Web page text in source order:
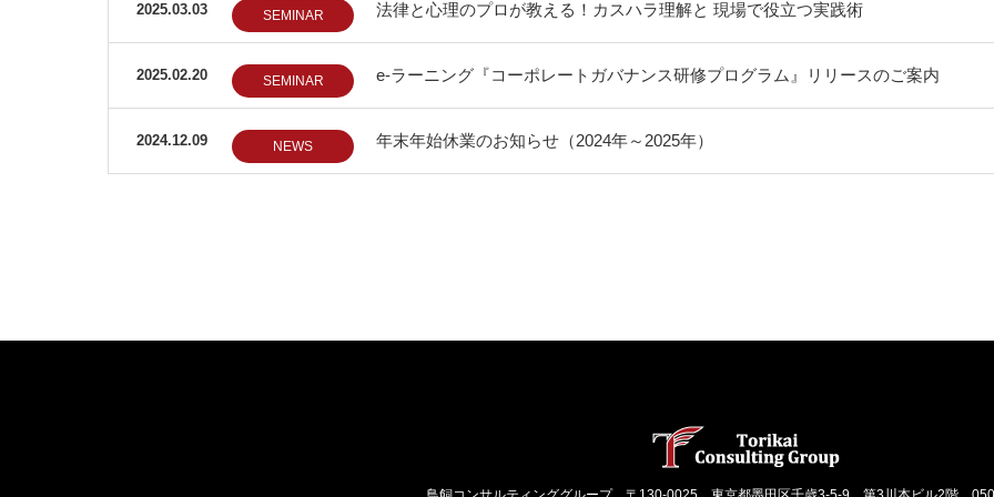
2025.03.03 SEMINAR 法律と心理のプロが教える！カスハラ理解と 現場で役立つ実践術
2025.02.20 SEMINAR e-ラーニング『コーポレートガバナンス研修プログラム』リリースのご案内
2024.12.09 NEWS 年末年始休業のお知らせ（2024年～2025年）